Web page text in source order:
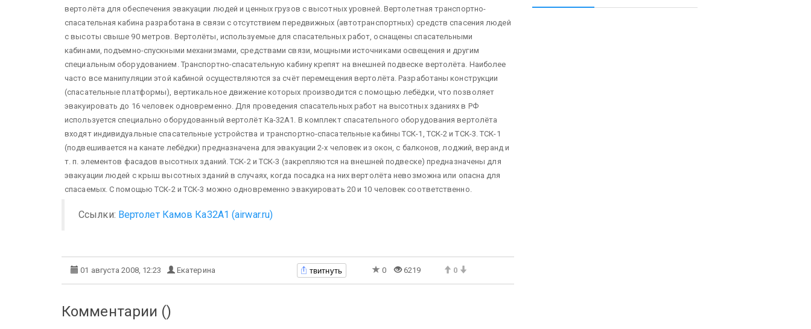
вертолёта для обеспечения эвакуации людей и ценных грузов с высотных уровней. Вертолетная транспортно-
спасательная кабина разработана в связи с отсутствием передвижных (автотранспортных) средств спасения людей
с высоты свыше 90 метров. Вертолёты, используемые для спасательных работ, оснащены спасательными
кабинами, подъемно-спускными механизмами, средствами связи, мощными источниками освещения и другим
специальным оборудованием. Транспортно-спасательную кабину крепят на внешней подвеске вертолёта. Наиболее
часто все манипуляции этой кабиной осуществляются за счёт перемещения вертолёта. Разработаны конструкции
(спасательные платформы), вертикальное движение которых производится с помощью лебёдки, что позволяет
эвакуировать до 16 человек одновременно. Для проведения спасательных работ на высотных зданиях в РФ
используется специально оборудованный вертолёт Ка-32А1. В комплект спасательного оборудования вертолёта
входят индивидуальные спасательные устройства и транспортно-спасательные кабины ТСК-1, ТСК-2 и ТСК-3. ТСК-1
(подвешивается на канате лебёдки) предназначена для эвакуации 2-х человек из окон, с балконов, лоджий, веранд и
т. п. элементов фасадов высотных зданий. ТСК-2 и ТСК-3 (закрепляются на внешней подвеске) предназначены для
эвакуации людей с крыш высотных зданий в случаях, когда посадка на них вертолёта невозможна или опасна для
спасаемых. С помощью ТСК-2 и ТСК-3 можно одновременно эвакуировать 20 и 10 человек соответственно.
Ссылки: Вертолет Камов Ка32А1 (airwar.ru)
01 августа 2008, 12:23 Екатерина твитнуть 0 6219 0
Комментарии ()